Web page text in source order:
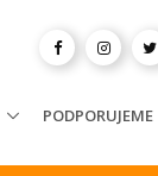
PODPORUJEME